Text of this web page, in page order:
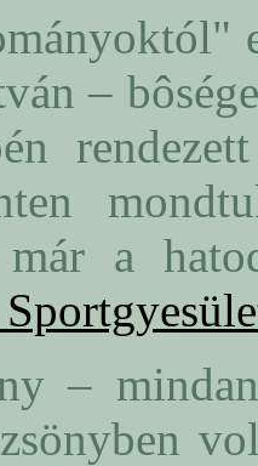
–
már a
–